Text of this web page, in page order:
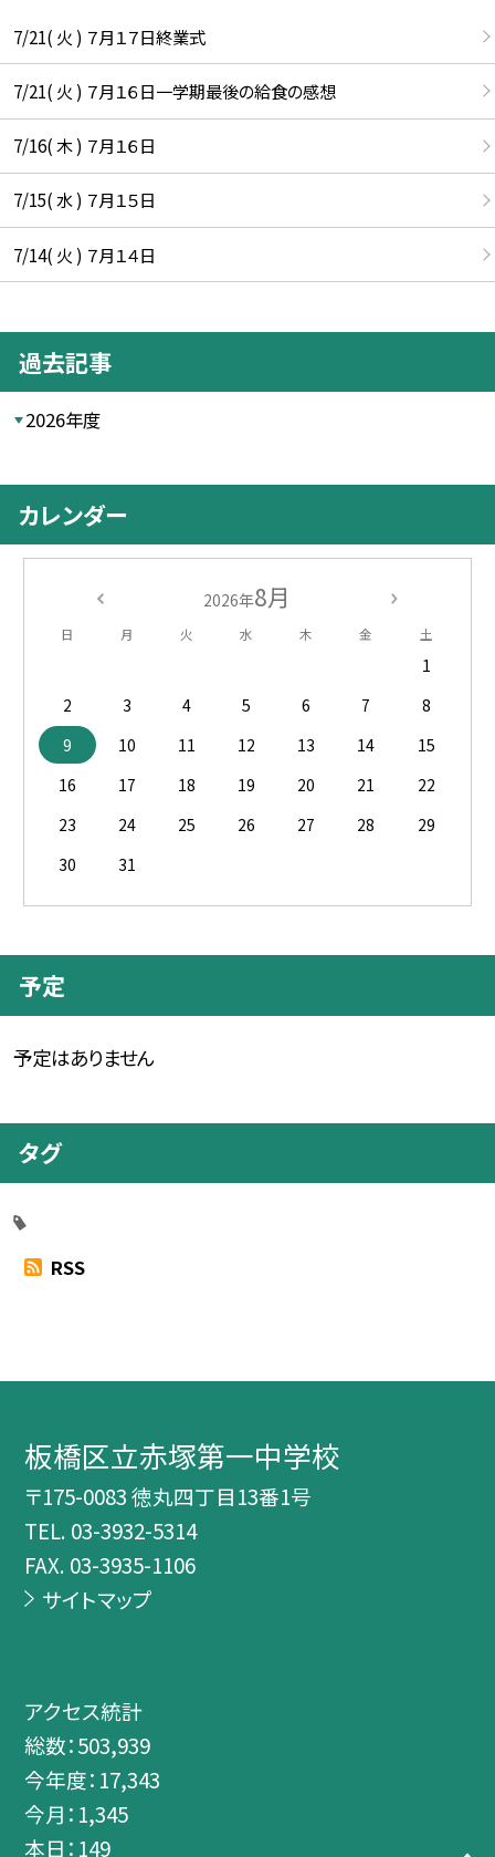
7/21( 火 ) ７月１７日終業式
7/21( 火 ) ７月１６日一学期最後の給食の感想
7/16( 木 ) ７月１６日
7/15( 水 ) ７月１５日
7/14( 火 ) ７月１４日
過去記事
2026年度
カレンダー
2026年8月
日 月 火 水 木 金 土
1
2
3 4 5 6 7
8
9
10 11 12 13 14
15
16
17 18 19 20 21
22
23
24 25 26 27 28
29
30
31
予定
予定はありません
タグ
RSS
板橋区立赤塚第一中学校
〒175-0083 徳丸四丁目13番1号
TEL. 03-3932-5314
FAX. 03-3935-1106
サイトマップ
アクセス統計
総数：503,939
今年度： 17,343
今月： 1,345
本日： 149